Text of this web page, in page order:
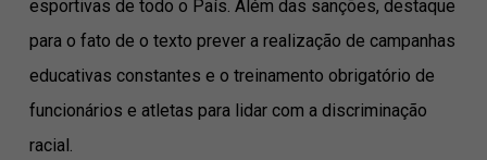
esportivas de todo o País. Além das sanções, destaque
para o fato de o texto prever a realização de campanhas
educativas constantes e o treinamento obrigatório de
funcionários e atletas para lidar com a discriminação
racial.